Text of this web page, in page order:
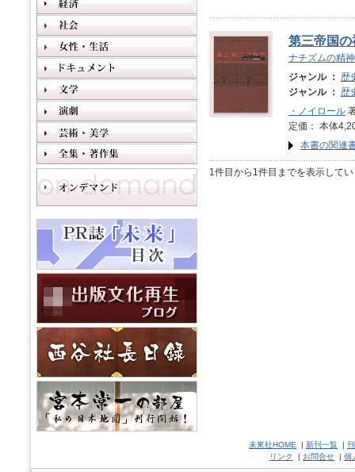
第三帝国の
ナチズムの精
ジャンル ： 歴
ジャンル ： 歴
・ノイロール
定価： 本体
本書の関連
1件目から1件目までを表示して
未來社HOME | 新刊一覧 |
リンク
| お問合せ | 個